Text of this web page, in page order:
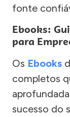
fonte
Ebooks:
para
Os Ebooks
completos
sucesso do